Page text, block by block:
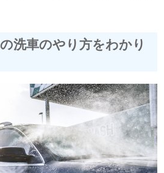
洗車のやり方をわかり